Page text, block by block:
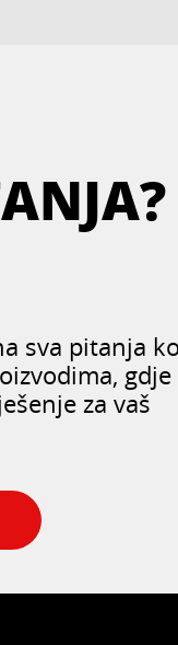
sva pitanja
gdje
za vaš